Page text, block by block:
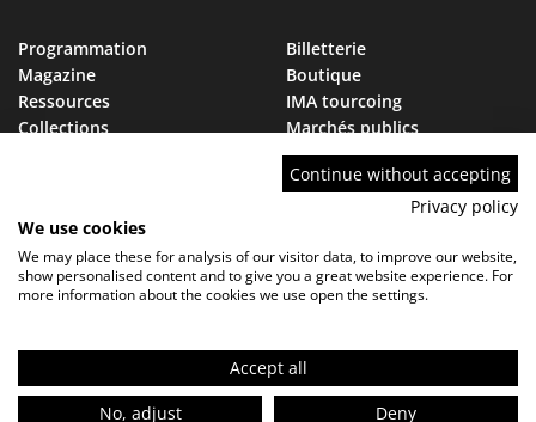
Programmation
Magazine
Ressources
Collections
Billetterie
Boutique
IMA tourcoing
Marchés publics
Nous rejoindre
FR
Continue without accepting
Privacy policy
We use cookies
We may place these for analysis of our visitor data, to improve our website,
show personalised content and to give you a great website experience. For
more information about the cookies we use open the settings.
Accept all
No, adjust
Deny